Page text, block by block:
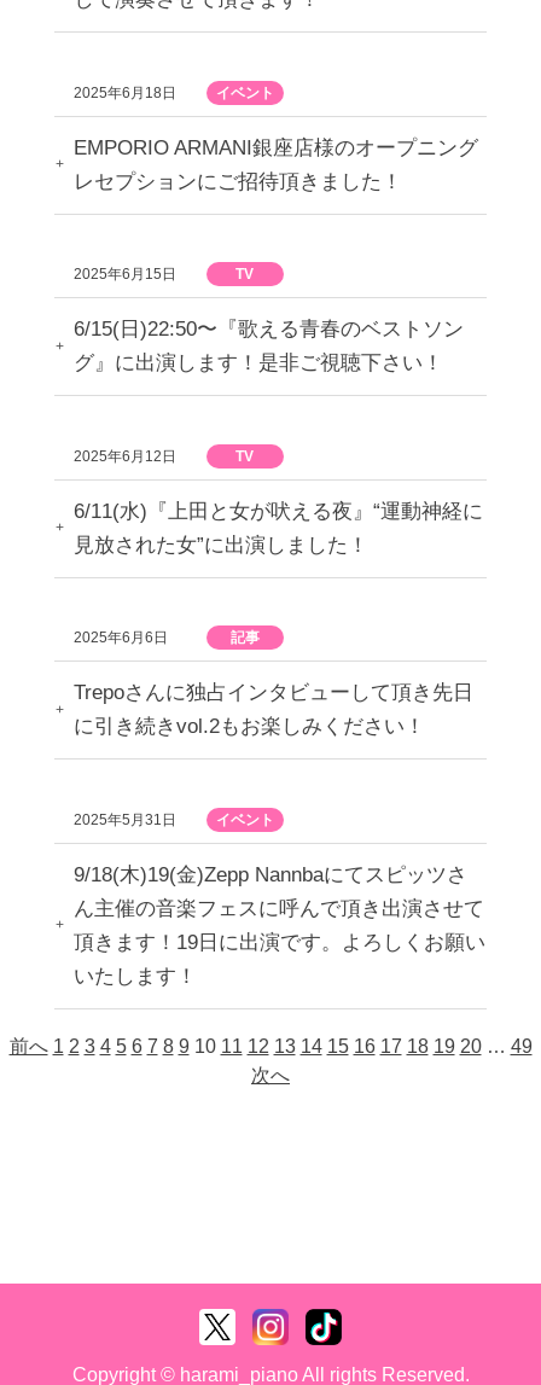
2025年6月18日 イベント
EMPORIO ARMANI銀座店様のオープニング
レセプションにご招待頂きました！
2025年6月15日 TV
6/15(日)22:50〜『歌える青春のベストソン
グ』に出演します！是非ご視聴下さい！
2025年6月12日 TV
6/11(水)『上田と女が吠える夜』“運動神経に
見放された女”に出演しました！
2025年6月6日 記事
Trepoさんに独占インタビューして頂き先日
に引き続きvol.2もお楽しみください！
2025年5月31日 イベント
9/18(木)19(金)Zepp Nannbaにてスピッツさ
ん主催の音楽フェスに呼んで頂き出演させて
頂きます！19日に出演です。よろしくお願い
いたします！
前へ 1 2 3 4 5 6 7 8 9 10 11 12 13 14 15 16 17 18 19 20 … 49
次へ
Copyright © harami_piano All rights Reserved.